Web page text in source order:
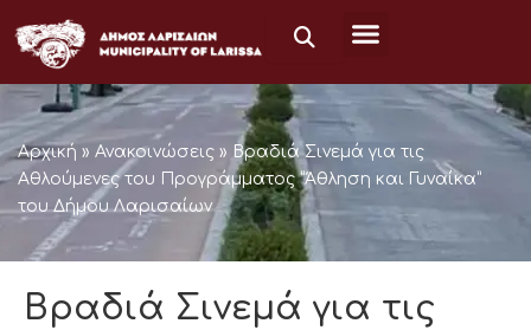
στο
περιεχόμενο
Αρχική » Ανακοινώσεις » Βραδιά Σινεμά για τις
Αθλούμενες του Προγράμματος “Άθληση και Γυναίκα”
του Δήμου Λαρισαίων
Βραδιά Σινεμά για τις